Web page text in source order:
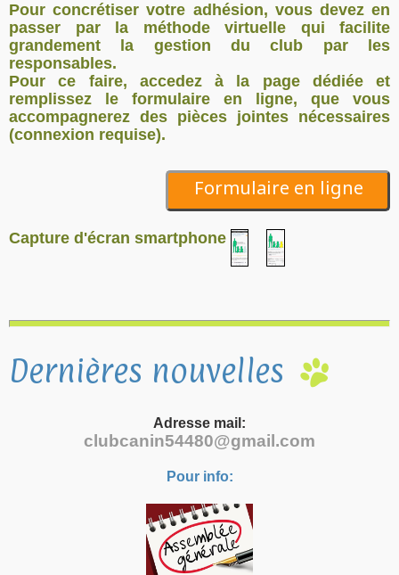
Pour concrétiser votre adhésion, vous devez en
passer par la méthode virtuelle qui facilite
grandement la gestion du club par les
responsables.
Pour ce faire, accedez à la page dédiée et
remplissez le formulaire en ligne, que vous
accompagnerez des pièces jointes nécessaires
(connexion requise).
Formulaire en ligne
Capture d'écran smartphone
Dernières nouvelles
Adresse mail:
clubcanin54480@gmail.com
Pour info: